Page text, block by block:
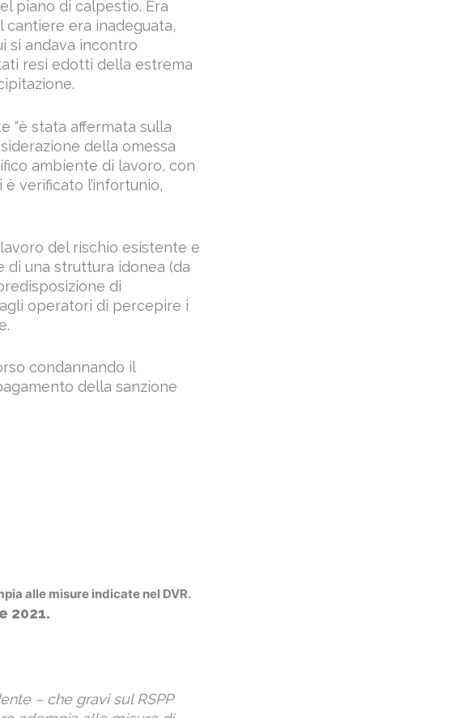
piano di calpestio. Era
era inadeguata,
si andava incontro
resi edotti della estrema
“è stata affermata sulla
della omessa
ambiente di lavoro, con
verificato l’infortunio,
del rischio esistente e
di una struttura idonea (da
di
operatori di percepire i
condannando il
della sanzione
2021.
adempia alle misure di
di questo compito, che la